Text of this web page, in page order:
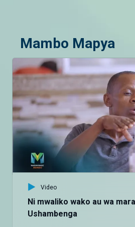
Mambo Mapya
Video
Ni mwaliko wako au wa
Ushambenga